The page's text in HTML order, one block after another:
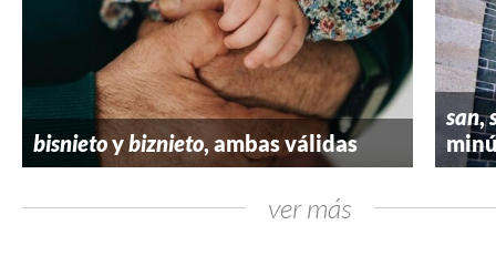
bisnietoybiznieto, ambas válidas
san,
ver más